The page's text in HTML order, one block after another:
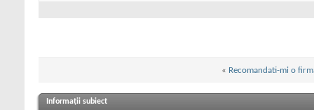
« Recomandati-mi o
Informații subiect